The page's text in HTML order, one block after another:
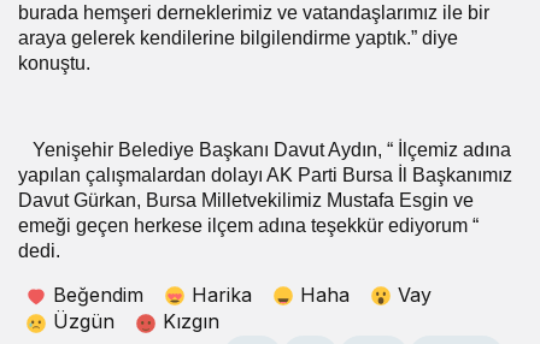
burada hemşeri derneklerimiz ve vatandaşlarımız ile bir
araya gelerek kendilerine bilgilendirme yaptık.” diye
konuştu.
Yenişehir Belediye Başkanı Davut Aydın, “ İlçemiz adına
yapılan çalışmalardan dolayı AK Parti Bursa İl Başkanımız
Davut Gürkan, Bursa Milletvekilimiz Mustafa Esgin ve
emeği geçen herkese ilçem adına teşekkür ediyorum “
dedi.
Beğendim Harika Haha
Vay
Üzgün
Kızgın